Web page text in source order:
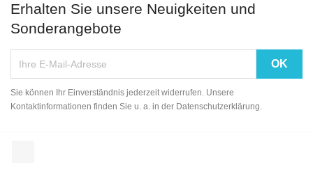
Erhalten Sie unsere Neuigkeiten und
Sonderangebote
Sie können Ihr Einverständnis jederzeit widerrufen. Unsere
Kontaktinformationen finden Sie u. a. in der Datenschutzerklärung.